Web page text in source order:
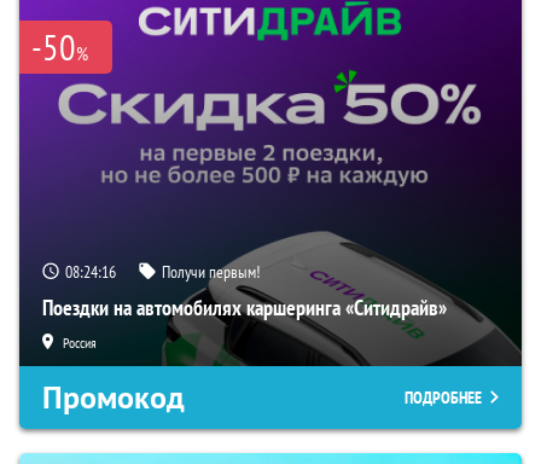
-50%
08:24:15 Получи первым!
Поездки на автомобилях каршеринга «Ситидрайв»
Россия
Промокод ПОДРОБНЕЕ